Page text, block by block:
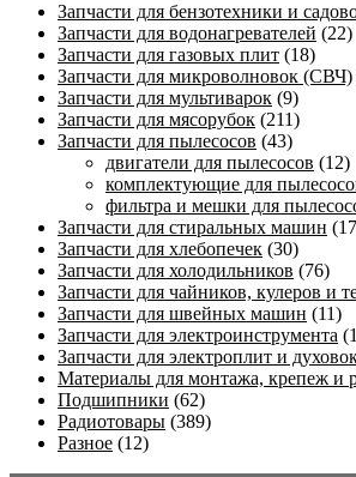
Запчасти для бензотехники и
Запчасти для водонагревателей (22)
Запчасти для газовых плит (18)
Запчасти для микроволновок (СВЧ)
Запчасти для мультиварок (9)
Запчасти для мясорубок (211)
Запчасти для пылесосов (43)
двигатели для пылесосов (12)
комплектующие для
фильтра и мешки для
Запчасти для стиральных машин
Запчасти для хлебопечек (30)
Запчасти для холодильников (76)
Запчасти для чайников, кулеров и
Запчасти для швейных машин (11)
Запчасти для электроинструмента
Запчасти для электроплит и
Материалы для монтажа, крепеж и
Подшипники (62)
Радиотовары (389)
Разное (12)